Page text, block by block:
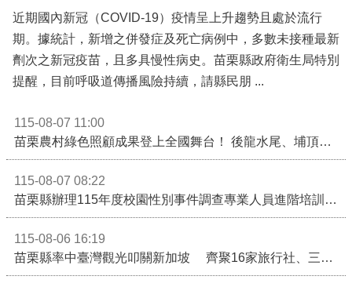
近期國內新冠（COVID-19）疫情呈上升趨勢且處於流行
期。據統計，新增之併發症及死亡病例中，多數未接種最新
劑次之新冠疫苗，且多具慢性病史。苗栗縣政府衛生局特別
115-08-07 11:00
115-08-07 08:22
115-08-06 16:19